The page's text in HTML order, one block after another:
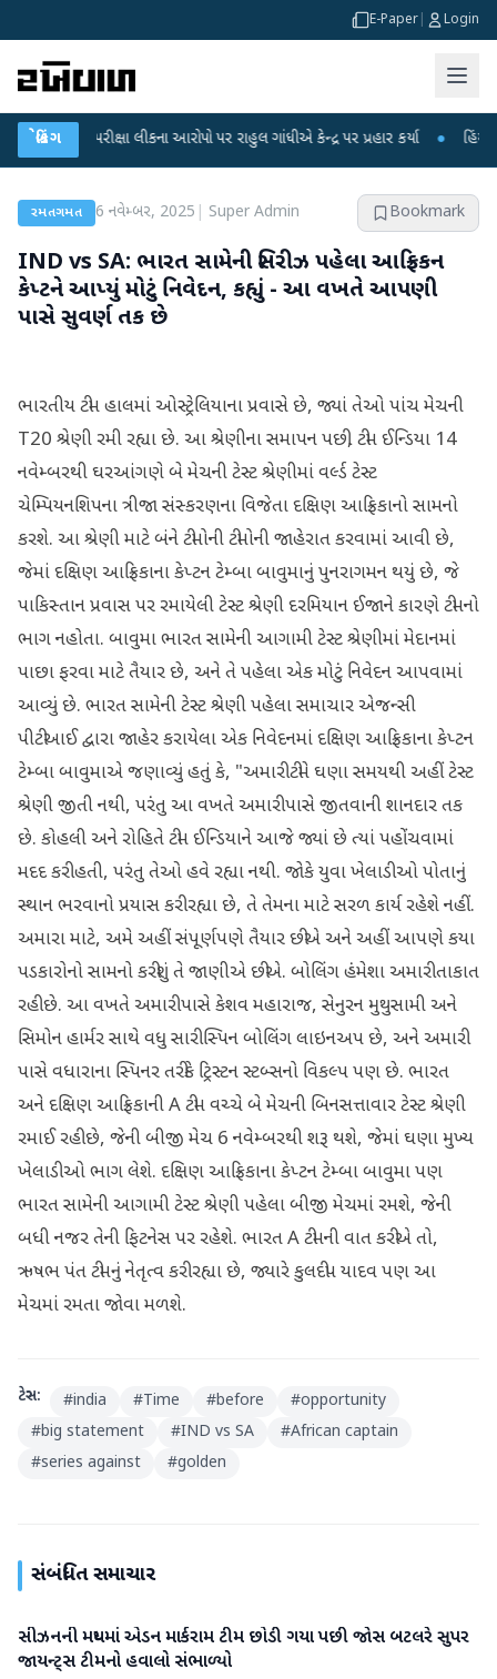
E-Paper Login
બ્રેકિંગ
પરીક્ષા લીકના આરોપો પર રાહુલ ગાંધીએ કેન્દ્ર પર પ્રહાર કર્યા ● હિંમતનગરમાં
રમતગમત 6 નવેમ્બર, 2025 Super Admin Bookmark
IND vs SA: ભારત સામેની સિરીઝ પહેલા આફ્રિકન
કેપ્ટને આપ્યું મોટું નિવેદન, કહ્યું - આ વખતે આપણી
પાસે સુવર્ણ તક છે
ભારતીય ટીમ હાલમાં ઓસ્ટ્રેલિયાના પ્રવાસે છે, જ્યાં તેઓ પાંચ મેચની
T20 શ્રેણી રમી રહ્યા છે. આ શ્રેણીના સમાપન પછી, ટીમ ઈન્ડિયા 14
નવેમ્બરથી ઘરઆંગણે બે મેચની ટેસ્ટ શ્રેણીમાં વર્લ્ડ ટેસ્ટ
ચેમ્પિયનશિપના ત્રીજા સંસ્કરણના વિજેતા દક્ષિણ આફ્રિકાનો સામનો
કરશે. આ શ્રેણી માટે બંને ટીમોની ટીમોની જાહેરાત કરવામાં આવી છે,
જેમાં દક્ષિણ આફ્રિકાના કેપ્ટન ટેમ્બા બાવુમાનું પુનરાગમન થયું છે, જે
પાકિસ્તાન પ્રવાસ પર રમાયેલી ટેસ્ટ શ્રેણી દરમિયાન ઈજાને કારણે ટીમનો
ભાગ નહોતા. બાવુમા ભારત સામેની આગામી ટેસ્ટ શ્રેણીમાં મેદાનમાં
પાછા ફરવા માટે તૈયાર છે, અને તે પહેલા એક મોટું નિવેદન આપવામાં
આવ્યું છે. ભારત સામેની ટેસ્ટ શ્રેણી પહેલા સમાચાર એજન્સી
પીટીઆઈ દ્વારા જાહેર કરાયેલા એક નિવેદનમાં દક્ષિણ આફ્રિકાના કેપ્ટન
ટેમ્બા બાવુમાએ જણાવ્યું હતું કે, "અમારી ટીમે ઘણા સમયથી અહીં ટેસ્ટ
શ્રેણી જીતી નથી, પરંતુ આ વખતે અમારી પાસે જીતવાની શાનદાર તક
છે. કોહલી અને રોહિતે ટીમ ઈન્ડિયાને આજે જ્યાં છે ત્યાં પહોંચવામાં
મદદ કરી હતી, પરંતુ તેઓ હવે રહ્યા નથી. જોકે યુવા ખેલાડીઓ પોતાનું
સ્થાન ભરવાનો પ્રયાસ કરી રહ્યા છે, તે તેમના માટે સરળ કાર્ય રહેશે નહીં.
અમારા માટે, અમે અહીં સંપૂર્ણપણે તૈયાર છીએ અને અહીં આપણે કયા
પડકારોનો સામનો કરીશું તે જાણીએ છીએ. બોલિંગ હંમેશા અમારી તાકાત
રહી છે. આ વખતે અમારી પાસે કેશવ મહારાજ, સેનુરન મુથુસામી અને
સિમોન હાર્મર સાથે વધુ સારી સ્પિન બોલિંગ લાઇનઅપ છે, અને અમારી
પાસે વધારાના સ્પિનર તરીકે ટ્રિસ્ટન સ્ટબ્સનો વિકલ્પ પણ છે. ભારત
અને દક્ષિણ આફ્રિકાની A ટીમ વચ્ચે બે મેચની બિનસત્તાવાર ટેસ્ટ શ્રેણી
રમાઈ રહી છે, જેની બીજી મેચ 6 નવેમ્બરથી શરૂ થશે, જેમાં ઘણા મુખ્ય
ખેલાડીઓ ભાગ લેશે. દક્ષિણ આફ્રિકાના કેપ્ટન ટેમ્બા બાવુમા પણ
ભારત સામેની આગામી ટેસ્ટ શ્રેણી પહેલા બીજી મેચમાં રમશે, જેની
બધી નજર તેની ફિટનેસ પર રહેશે. ભારત A ટીમની વાત કરીએ તો,
ઋષભ પંત ટીમનું નેતૃત્વ કરી રહ્યા છે, જ્યારે કુલદીપ યાદવ પણ આ
મેચમાં રમતા જોવા મળશે.
ટેગ્સ: #india #Time #before #opportunity
#big statement #IND vs SA #African captain
#series against #golden
સંબંધિત સમાચાર
રમતગમત
સીઝનની મધ્યમાં એડન માર્કરામ ટીમ છોડી ગયા પછી જોસ બટલરે સુપર
જાયન્ટ્સ ટીમનો હવાલો સંભાળ્યો